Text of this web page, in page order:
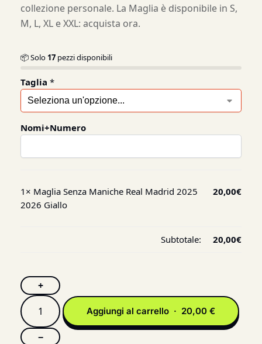
collezione personale. La Maglia è disponibile in S,
M, L, XL e XXL: acquista ora.
📦 Solo 17 pezzi disponibili
Taglia *
Nomi+Numero
1× Maglia Senza Maniche Real Madrid 2025
2026 Giallo
20,00€
Subtotale: 20,00€
+
−
Aggiungi al carrello · 20,00 €